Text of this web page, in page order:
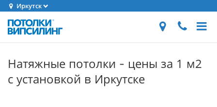
Иркутск
Натяжные потолки - цены за 1 м2
с установкой в Иркутске